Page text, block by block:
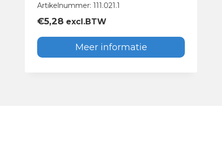
Artikelnummer: 111.021.1
€5,28 excl.BTW
Meer informatie